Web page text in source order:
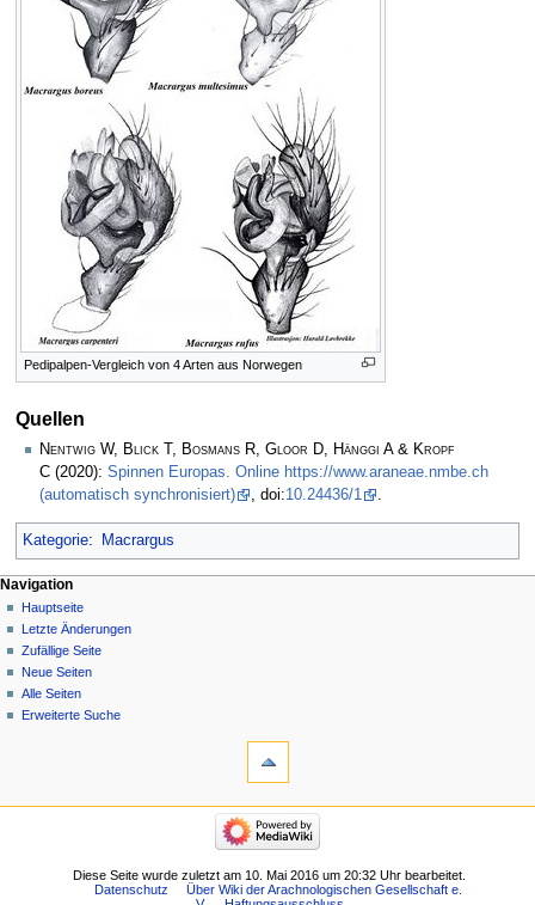
Pedipalpen-Vergleich von 4 Arten aus Norwegen
Quellen
Nentwig W, Blick T, Bosmans R, Gloor D, Hänggi A & Kropf
C (2020): Spinnen Europas. Online https://www.araneae.nmbe.ch
(automatisch synchronisiert)
, doi:10.24436/1 .
Kategorie: Macrargus
Navigation
Hauptseite
Letzte Änderungen
Zufällige Seite
Neue Seiten
Alle Seiten
Erweiterte Suche
Diese Seite wurde zuletzt am 10. Mai 2016 um 20:32 Uhr bearbeitet.
Datenschutz
Über Wiki der Arachnologischen Gesellschaft e.